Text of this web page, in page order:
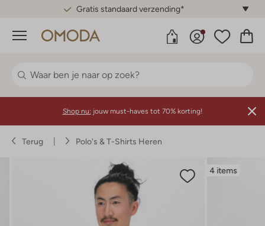
Gratis standaard verzending*
Menu
Shop nu: jouw must-haves tot 70% korting!
Terug Polo's & T-Shirts Heren
4 items